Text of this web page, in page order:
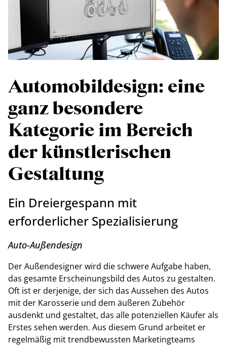
Automobildesign: eine
ganz besondere
Kategorie im Bereich
der künstlerischen
Gestaltung
Ein Dreiergespann mit
erforderlicher Spezialisierung
Auto-Außendesign
Der Außendesigner wird die schwere Aufgabe haben,
das gesamte Erscheinungsbild des Autos zu gestalten.
Oft ist er derjenige, der sich das Aussehen des Autos
mit der Karosserie und dem äußeren Zubehör
ausdenkt und gestaltet, das alle potenziellen Käufer als
Erstes sehen werden. Aus diesem Grund arbeitet er
regelmäßig mit trendbewussten Marketingteams